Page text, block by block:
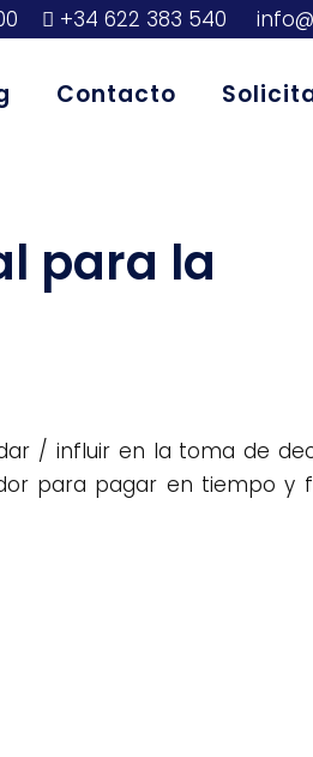
+34 622 383 540
Contacto
para la
/ influir en la toma de
para pagar en tiempo y